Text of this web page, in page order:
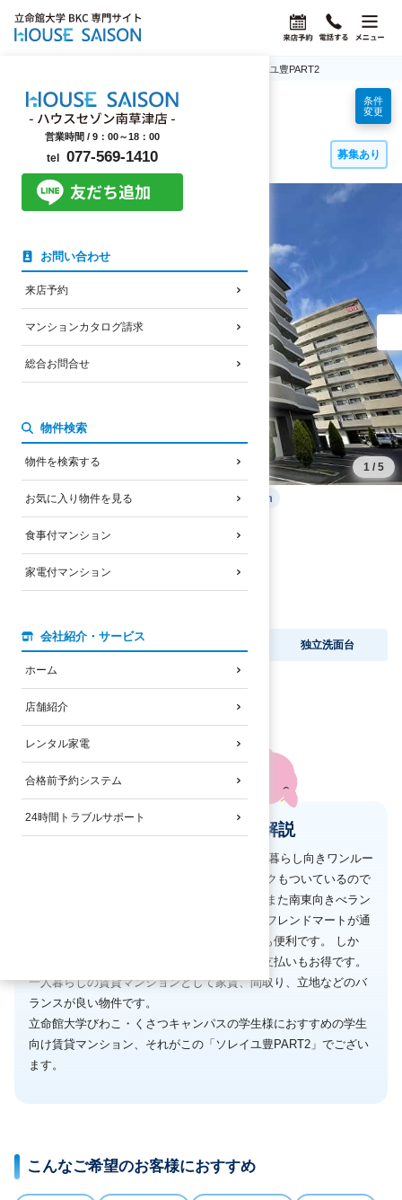
営業時間 / 9：00～18：00
tel 077-569-1410
お問い合わせ
来店予約
マンションカタログ請求
総合お問合せ
物件検索
物件を検索する
お気に入り物件を見る
食事付マンション
家電付マンション
会社紹介・サービス
ホーム
店舗紹介
レンタル家電
合格前予約システム
24時間トラブルサポート
ソレイユ豊PART2
ソレイユ豊PART2
立命館大学生におすすめの賃貸マンション
南草津駅前 募集あり
ソレイユ豊PART2の外観・共用部写真
1 / 5
立命館大学BKCまで自転車 3350 m
家賃 5.7万円
JRびわこ線
オートロック 独立洗面台
へやいるか君の物件解説
南草津駅　徒歩7分の独立洗面台タイプの一人暮らし向きワンルー
ムマンションです。 大通りに面しオートロックもついているので
セキュリティ重視のお客様におすすめです。 また南東向きべラン
ダなので日当たりも良い物件です。 スーパーフレンドマートが通
りをはさんでお向かいにありますので買い物も便利です。 しか
も、インターネットが無料ですので、月々の支払いもお得です。
一人暮らしの賃貸マンションとして家賃、間取り、立地などのバ
ランスが良い物件です。
立命館大学びわこ・くさつキャンパスの学生様におすすめの学生
向け賃貸マンション、それがこの「ソレイユ豊PART2」でござい
ます。
こんなご希望のお客様におすすめ
条件
変更